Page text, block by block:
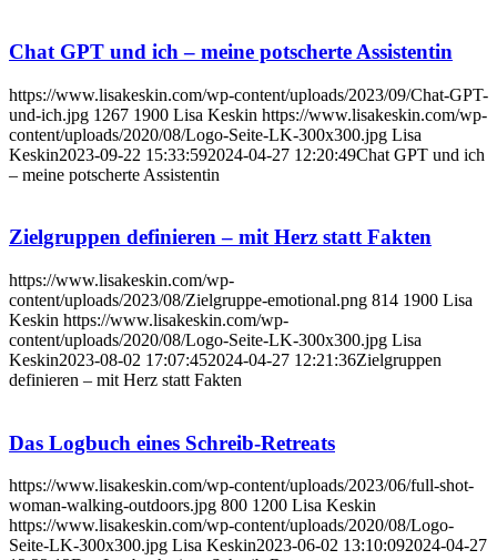
Chat GPT und ich – meine potscherte Assistentin
https://www.lisakeskin.com/wp-content/uploads/2023/09/Chat-GPT-
und-ich.jpg 1267 1900 Lisa Keskin https://www.lisakeskin.com/wp-
content/uploads/2020/08/Logo-Seite-LK-300x300.jpg Lisa
Keskin2023-09-22 15:33:592024-04-27 12:20:49Chat GPT und ich
– meine potscherte Assistentin
Zielgruppen definieren – mit Herz statt Fakten
https://www.lisakeskin.com/wp-
content/uploads/2023/08/Zielgruppe-emotional.png 814 1900 Lisa
Keskin https://www.lisakeskin.com/wp-
content/uploads/2020/08/Logo-Seite-LK-300x300.jpg Lisa
Keskin2023-08-02 17:07:452024-04-27 12:21:36Zielgruppen
definieren – mit Herz statt Fakten
Das Logbuch eines Schreib-Retreats
https://www.lisakeskin.com/wp-content/uploads/2023/06/full-shot-
woman-walking-outdoors.jpg 800 1200 Lisa Keskin
https://www.lisakeskin.com/wp-content/uploads/2020/08/Logo-
Seite-LK-300x300.jpg Lisa Keskin2023-06-02 13:10:092024-04-27